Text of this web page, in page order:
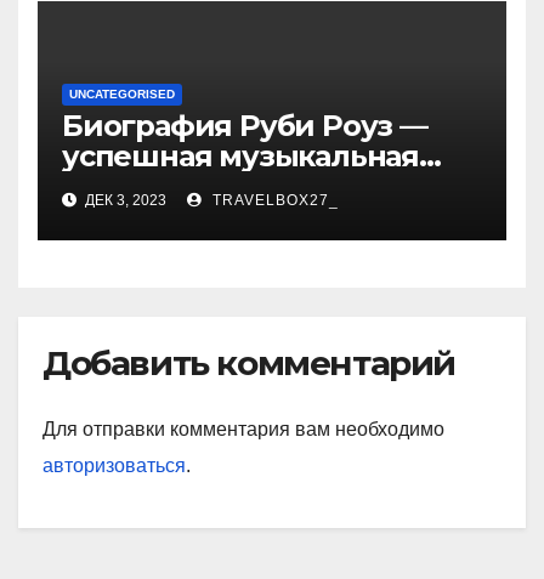
UNCATEGORISED
Биография Руби Роуз —
успешная музыкальная
карьера, личная жизнь и
знаковые достижения
ДЕК 3, 2023 TRAVELBOX27_
Добавить комментарий
Для отправки комментария вам необходимо
авторизоваться.